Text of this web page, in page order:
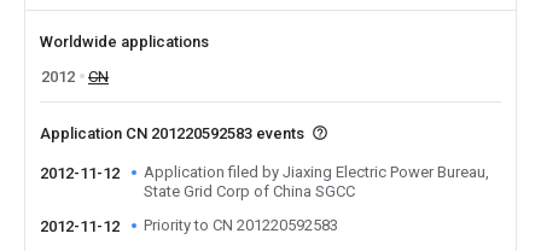
Worldwide applications
2012
CN
Application CN 201220592583 events
2012-11-12
Application filed by Jiaxing Electric Power Bureau,
State Grid Corp of China SGCC
2012-11-12
Priority to CN 201220592583